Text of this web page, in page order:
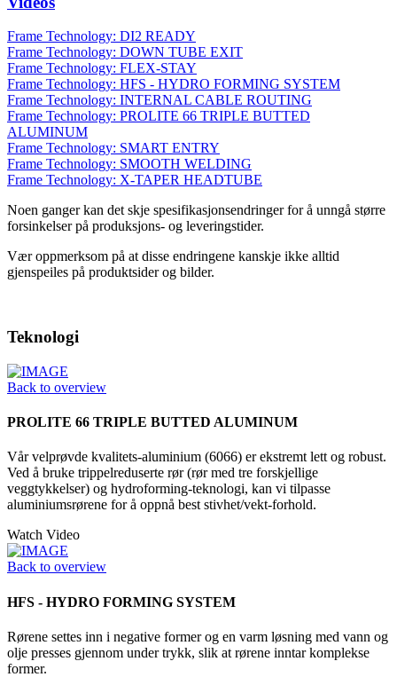
Frame Technology: DI2 READY
Frame Technology: DOWN TUBE EXIT
Frame Technology: FLEX-STAY
Frame Technology: HFS - HYDRO FORMING SYSTEM
Frame Technology: INTERNAL CABLE ROUTING
Frame Technology: PROLITE 66 TRIPLE BUTTED
ALUMINUM
Frame Technology: SMART ENTRY
Frame Technology: SMOOTH WELDING
Frame Technology: X-TAPER HEADTUBE
Noen ganger kan det skje spesifikasjonsendringer for å unngå større
forsinkelser på produksjons- og leveringstider.
Vær oppmerksom på at disse endringene kanskje ikke alltid
gjenspeiles på produktsider og bilder.
Teknologi
Back to overview
PROLITE 66 TRIPLE BUTTED ALUMINUM
Vår velprøvde kvalitets-aluminium (6066) er ekstremt lett og robust.
Ved å bruke trippelreduserte rør (rør med tre forskjellige
veggtykkelser) og hydroforming-teknologi, kan vi tilpasse
aluminiumsrørene for å oppnå best stivhet/vekt-forhold.
Watch Video
Back to overview
HFS - HYDRO FORMING SYSTEM
Rørene settes inn i negative former og en varm løsning med vann og
olje presses gjennom under trykk, slik at rørene inntar komplekse
former.